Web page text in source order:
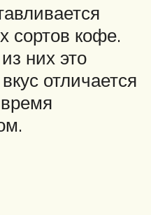
сортов кофе.
них это
отличается